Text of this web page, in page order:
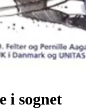
i sognet